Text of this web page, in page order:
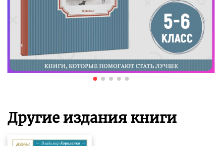
Другие издания книги